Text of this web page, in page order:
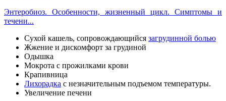
Энтеробиоз. Особенности, жизненный цикл. Симптомы и
течени...
Сухой кашель, сопровождающийся загрудинной болью
Жжение и дискомфорт за грудиной
Одышка
Мокрота с прожилками крови
Крапивница
Лихорадка с незначительным подъемом температуры.
Увеличение печени